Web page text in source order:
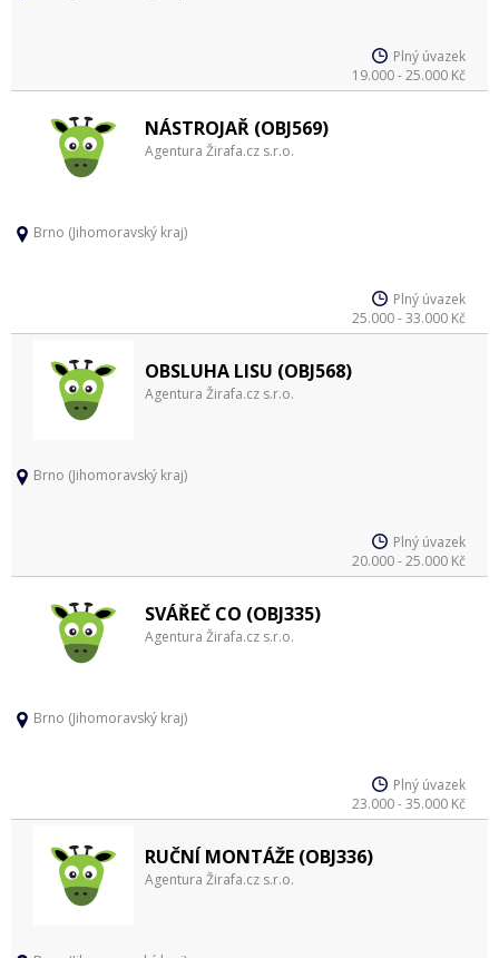
Plný úvazek
19.000 - 25.000 Kč
NÁSTROJAŘ (OBJ569)
Agentura Žirafa.cz s.r.o.
Brno (Jihomoravský kraj)
Plný úvazek
25.000 - 33.000 Kč
OBSLUHA LISU (OBJ568)
Agentura Žirafa.cz s.r.o.
Brno (Jihomoravský kraj)
Plný úvazek
20.000 - 25.000 Kč
SVÁŘEČ CO (OBJ335)
Agentura Žirafa.cz s.r.o.
Brno (Jihomoravský kraj)
Plný úvazek
23.000 - 35.000 Kč
RUČNÍ MONTÁŽE (OBJ336)
Agentura Žirafa.cz s.r.o.